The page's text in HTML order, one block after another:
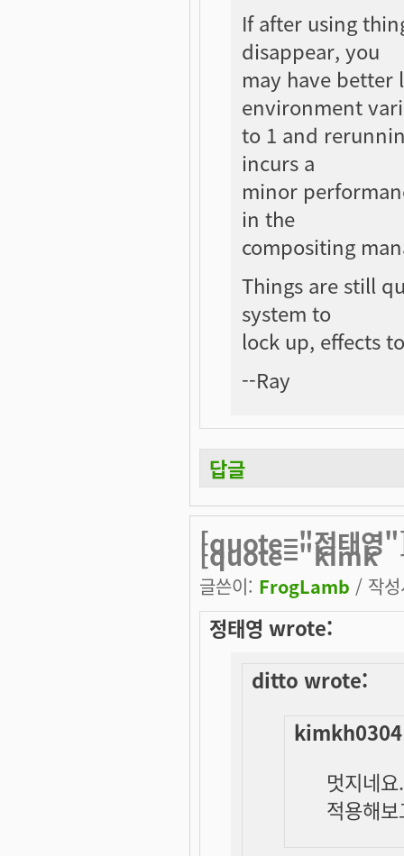
If after using
disappear, you
may have better
environment
to 1 and
incurs a
minor
in the
compositing
Things are still
system to
lock up, effects
--Ray
답글
[quote="정태
[quote="kimk
글쓴이: FrogLamb / 작
정태영 wrote:
ditto wrote:
멋지네
적용해